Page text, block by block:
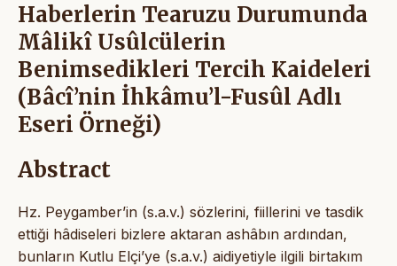
Haberlerin Tearuzu Durumunda
Mâlikî Usûlcülerin
Benimsedikleri Tercih Kaideleri
(Bâcî’nin İhkâmu’l-Fusûl Adlı
Eseri Örneği)
Abstract
Hz. Peygamber’in (s.a.v.) sözlerini, fiillerini ve tasdik
ettiği hâdiseleri bizlere aktaran ashâbın ardından,
bunların Kutlu Elçi’ye (s.a.v.) aidiyetiyle ilgili birtakım